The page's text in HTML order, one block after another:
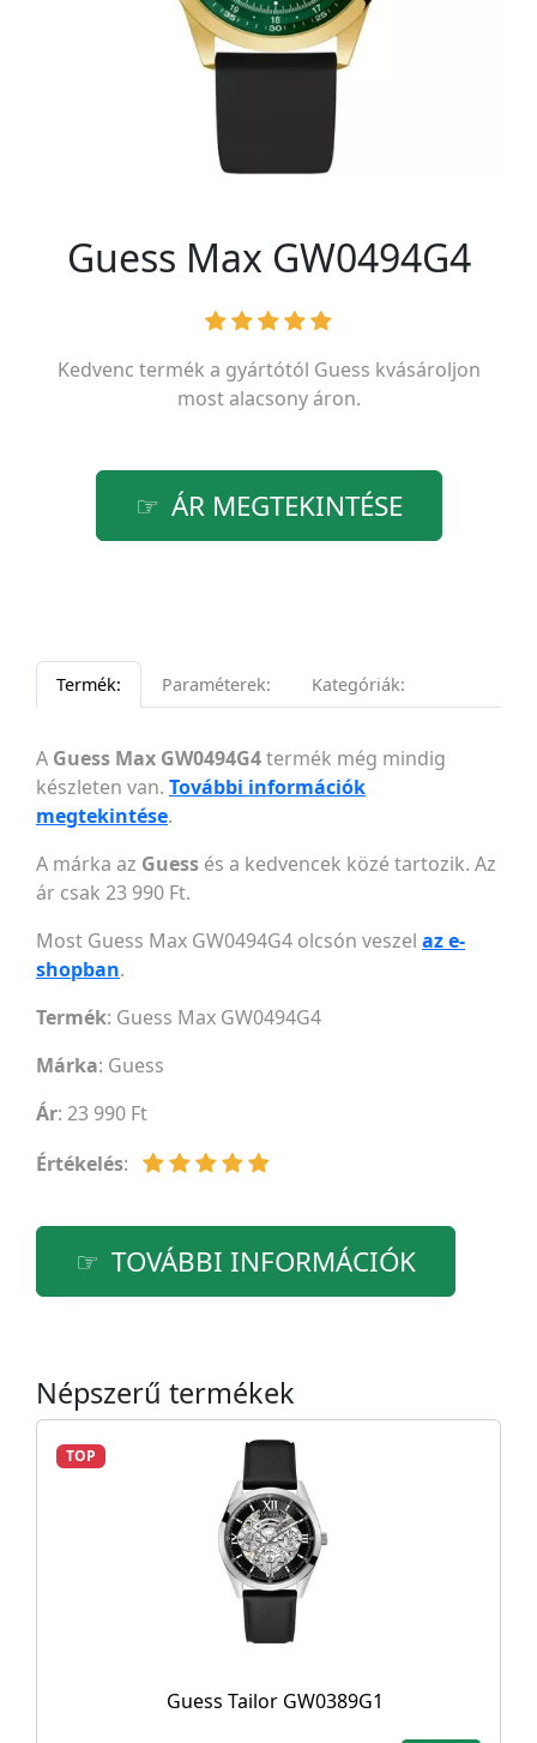
Guess Max GW0494G4
Kedvenc termék a gyártótól Guess kvásároljon
most alacsony áron.
ÁR MEGTEKINTÉSE
Termék: Paraméterek: Kategóriák:
A Guess Max GW0494G4termék még mindig
készleten van. További információk
megtekintése.
A márka az Guess és a kedvencek közé tartozik. Az
ár csak 23 990 Ft.
Most Guess Max GW0494G4 olcsón veszel az e-
shopban.
Termék: Guess Max GW0494G4
Márka: Guess
Ár: 23 990 Ft
Értékelés:
TOVÁBBI INFORMÁCIÓK
Népszerű termékek
TOP
Guess Tailor GW0389G1